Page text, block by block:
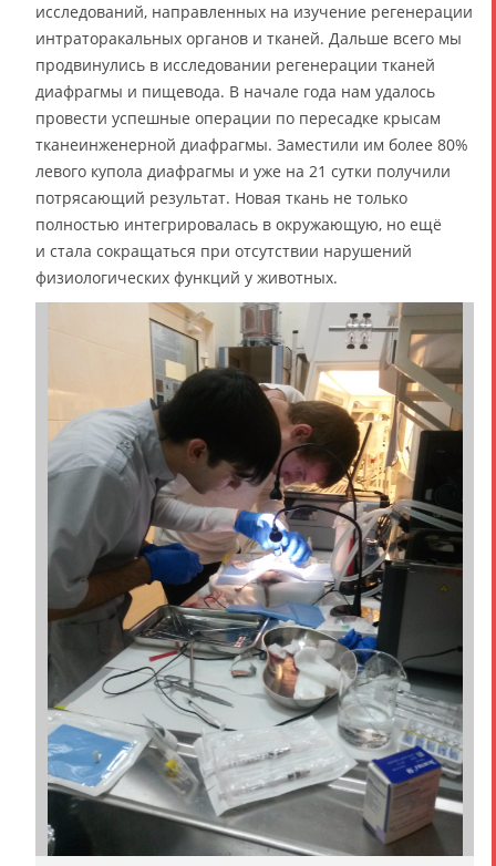
исследований, направленных на изучение регенерации
интраторакальных органов и тканей. Дальше всего мы
продвинулись в исследовании регенерации тканей
диафрагмы и пищевода. В начале года нам удалось
провести успешные операции по пересадке крысам
тканеинженерной диафрагмы. Заместили им более 80%
левого купола диафрагмы и уже на 21 сутки получили
потрясающий результат. Новая ткань не только
полностью интегрировалась в окружающую, но ещё
и стала сокращаться при отсутствии нарушений
физиологических функций у животных.